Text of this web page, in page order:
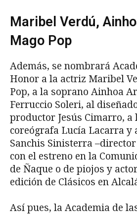
Maribel Verdú,
Mago Pop
Además, se nombrará
Honor a la actriz Maribel
Pop, a la soprano Ainhoa
Ferruccio Soleri, al
productor Jesús Cimarro,
coreógrafa Lucía Lacarra y
Sanchis Sinisterra
con el estreno en la
de Ñaque o de piojos y
edición de Clásicos en
Así pues, la Academia de